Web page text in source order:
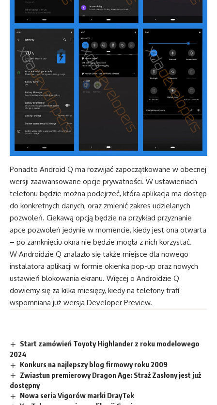
Ponadto Android Q ma rozwijać zapoczątkowane w obecnej
wersji zaawansowane opcje prywatności. W ustawieniach
telefonu będzie można podejrzeć, która aplikacja ma dostęp
do konkretnych danych, oraz zmienić zakres udzielanych
pozwoleń. Ciekawą opcją będzie na przykład przyznanie
apce pozwoleń jedynie w momencie, kiedy jest ona otwarta
– po zamknięciu okna nie będzie mogła z nich korzystać.
W Androidzie Q znalazło się także miejsce dla nowego
instalatora aplikacji w formie okienka pop-up oraz nowych
ustawień blokowania ekranu. Więcej o Androidzie Q
dowiemy się za kilka miesięcy, kiedy na telefony trafi
wspomniana już wersja Developer Preview.
Start zamówień Toyoty Highlander z roku modelowego
2024
Konkurs na najlepszy blog firmowy roku 2009
Zwiastun premierowy Dragon Age: Straż Zasłony jest już
dostępny
Nowa seria Vigorów marki DrayTek